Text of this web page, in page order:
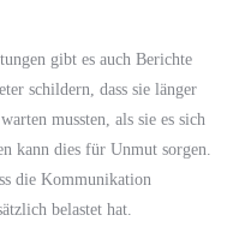
gibt es auch Berichte
schildern, dass sie länger
mussten, als sie es sich
kann dies für Unmut sorgen.
die Kommunikation
belastet hat.